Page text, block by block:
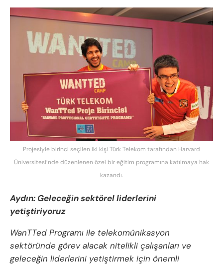
Projesiyle birinci seçilen iki kişi Türk Telekom tarafından Harvard
Üniversitesi’nde düzenlenen özel bir eğitim programına katılmaya hak
kazandı.
Aydın: Geleceğin sektörel liderlerini
yetiştiriyoruz
WanTTed Programı ile telekomünikasyon
sektöründe görev alacak nitelikli çalışanları ve
geleceğin liderlerini yetiştirmek için önemli